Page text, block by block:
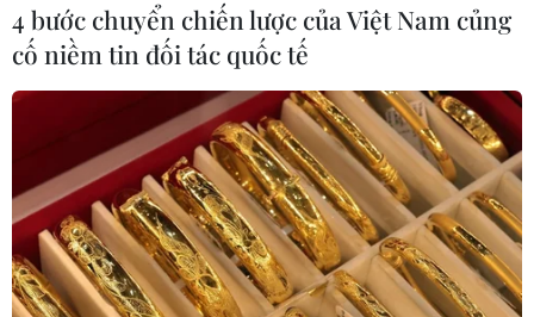
4 bước chuyển chiến lược của Việt Nam củng
cố niềm tin đối tác quốc tế